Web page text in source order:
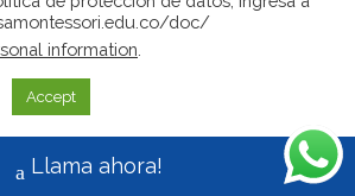
doc/
information
Accept
Llama ahora!